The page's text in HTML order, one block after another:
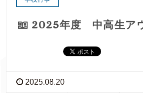
2025年度 中高生ア
2025.08.20